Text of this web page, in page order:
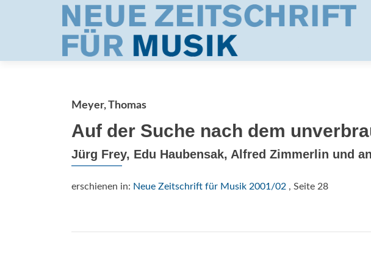
Meyer, Thomas
Auf der Suche nach dem
Jürg Frey, Edu Haubensak, Alfred Zimmerlin und
erschienen in: Neue Zeitschrift für Musik 2001/02 , Seite 28